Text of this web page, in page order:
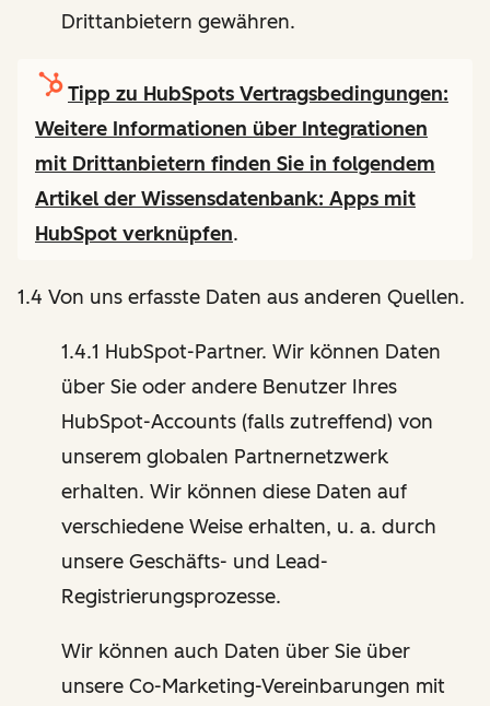
Drittanbietern gewähren.
Tipp zu HubSpots Vertragsbedingungen:
Weitere Informationen über Integrationen
mit Drittanbietern finden Sie in folgendem
Artikel der Wissensdatenbank: Apps mit
HubSpot verknüpfen.
1.4 Von uns erfasste Daten aus anderen Quellen.
1.4.1 HubSpot-Partner. Wir können Daten
über Sie oder andere Benutzer Ihres
HubSpot-Accounts (falls zutreffend) von
unserem globalen Partnernetzwerk
erhalten. Wir können diese Daten auf
verschiedene Weise erhalten, u. a. durch
unsere Geschäfts- und Lead-
Registrierungsprozesse.
Wir können auch Daten über Sie über
unsere Co-Marketing-Vereinbarungen mit